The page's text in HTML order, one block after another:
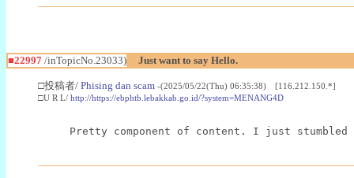
■22997 /inTopicNo.23033) Just want to say Hello.
□投稿者/ Phising dan scam -(2025/05/22(Thu) 06:35:38) [116.212.150.*]
□U R L/ http://https://ebphtb.lebakkab.go.id/?system=MENANG4D
Pretty component of content. I just